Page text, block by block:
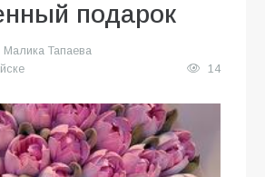
подарок
Малика Тапаева
14